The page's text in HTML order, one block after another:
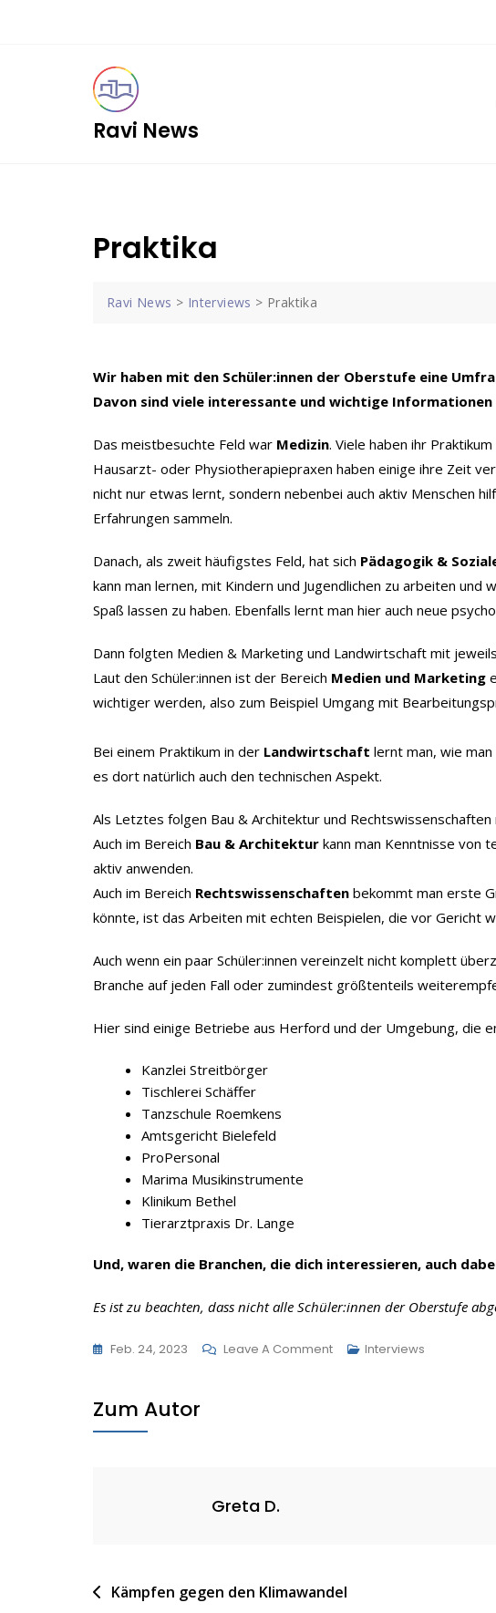
Ravi News
Praktika
Ravi News > Interviews > Praktika
Wir haben mit den Schüler:innen der Oberstufe eine
Davon sind viele interessante und wichtige
Das meistbesuchte Feld war Medizin. Viele haben ihr
Hausarzt- oder Physiotherapiepraxen haben einige ihre Zeit
nicht nur etwas lernt, sondern nebenbei auch aktiv Menschen
Erfahrungen sammeln.
Danach, als zweit häufigstes Feld, hat sich Pädagogik &
kann man lernen, mit Kindern und Jugendlichen zu arbeiten
Spaß lassen zu haben. Ebenfalls lernt man hier auch neue
Dann folgten Medien & Marketing und Landwirtschaft mit
Laut den Schüler:innen ist der Bereich Medien und Marketing
wichtiger werden, also zum Beispiel Umgang mit
Bei einem Praktikum in der Landwirtschaft lernt man, wie
es dort natürlich auch den technischen Aspekt.
Als Letztes folgen Bau & Architektur und Rechtswissenschaften
Auch im Bereich Bau & Architektur kann man Kenntnisse von
aktiv anwenden.
Auch im Bereich Rechtswissenschaften bekommt man erste
könnte, ist das Arbeiten mit echten Beispielen, die vor Gericht
Auch wenn ein paar Schüler:innen vereinzelt nicht komplett
Branche auf jeden Fall oder zumindest größtenteils
Hier sind einige Betriebe aus Herford und der Umgebung, die
Kanzlei Streitbörger
Tischlerei Schäffer
Tanzschule Roemkens
Amtsgericht Bielefeld
ProPersonal
Marima Musikinstrumente
Klinikum Bethel
Tierarztpraxis Dr. Lange
Und, waren die Branchen, die dich interessieren, auch
Es ist zu beachten, dass nicht alle Schüler:innen der Oberstufe
Feb. 24, 2023 Leave A CommentOn
Interviews
Zum Autor
Greta D.
Beitragsnavigation
Kämpfen gegen den Klimawandel